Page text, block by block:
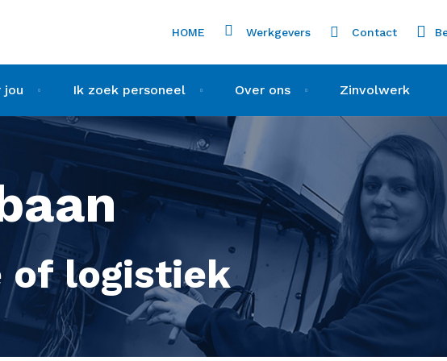
HOME Werkgevers Contact
jou Ik zoek personeel Over ons Zinvolwerk
of logistiek